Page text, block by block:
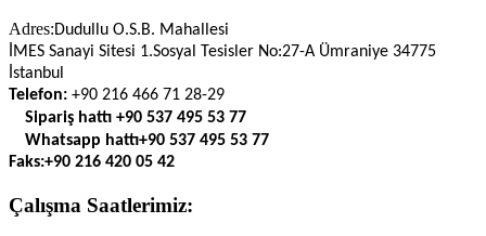
Adres:Dudullu O.S.B. Mahallesi
İMES Sanayi Sitesi 1.Sosyal Tesisler No:27-A Ümraniye 34775
İstanbul
Telefon: +90 216 466 71 28-29
Sipariş hattı +90 537 495 53 77
Whatsapp hattı+90 537 495 53 77
Faks:+90 216 420 05 42
Çalışma Saatlerimiz: